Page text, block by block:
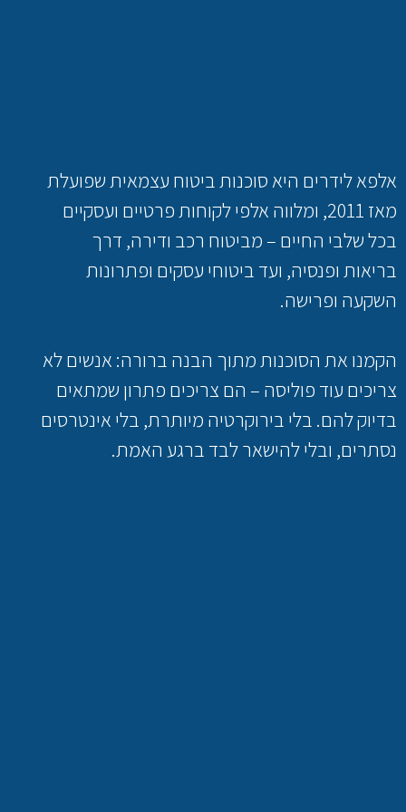
אלפא לידרים היא סוכנות ביטוח עצמאית שפועלת
מאז 2011, ומלווה אלפי לקוחות פרטיים ועסקיים
בכל שלבי החיים – מביטוח רכב ודירה, דרך
בריאות ופנסיה, ועד ביטוחי עסקים ופתרונות
השקעה ופרישה.
הקמנו את הסוכנות מתוך הבנה ברורה: אנשים לא
צריכים עוד פוליסה – הם צריכים פתרון שמתאים
בדיוק להם. בלי בירוקרטיה מיותרת, בלי אינטרסים
נסתרים, ובלי להישאר לבד ברגע האמת.